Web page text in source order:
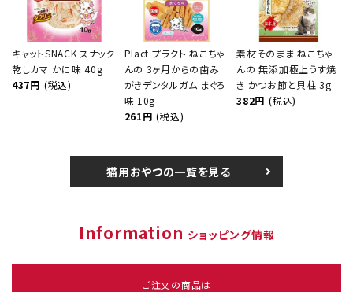
キャットSNACK スナック
乾しカマ かに味 40g
437円 (税込)
Plact プラクト ねこちゃ
んの 3ヶ月からの歯み
がきデンタルガム まぐろ
味 10g
261円 (税込)
素材そのまま ねこちゃ
んの 無添加極上うす焼
き かつお節と貝柱 3g
382円 (税込)
猫用おやつの一覧を見る
Information ショッピング情報
ご注文の商品は